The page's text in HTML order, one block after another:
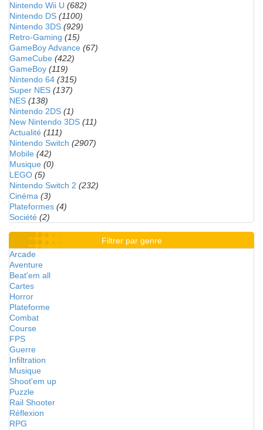
Nintendo Wii U (682)
Nintendo DS (1100)
Nintendo 3DS (929)
Retro-Gaming (15)
GameBoy Advance (67)
GameCube (422)
GameBoy (119)
Nintendo 64 (315)
Super NES (137)
NES (138)
Nintendo 2DS (1)
New Nintendo 3DS (11)
Actualité (111)
Nintendo Switch (2907)
Mobile (42)
Musique (0)
LEGO (5)
Nintendo Switch 2 (232)
Cinéma (3)
Plateformes (4)
Société (2)
Filtrer par genre
Arcade
Aventure
Beat'em all
Cartes
Horror
Plateforme
Combat
Course
FPS
Guerre
Infiltration
Musique
Shoot'em up
Puzzle
Rail Shooter
Réflexion
RPG